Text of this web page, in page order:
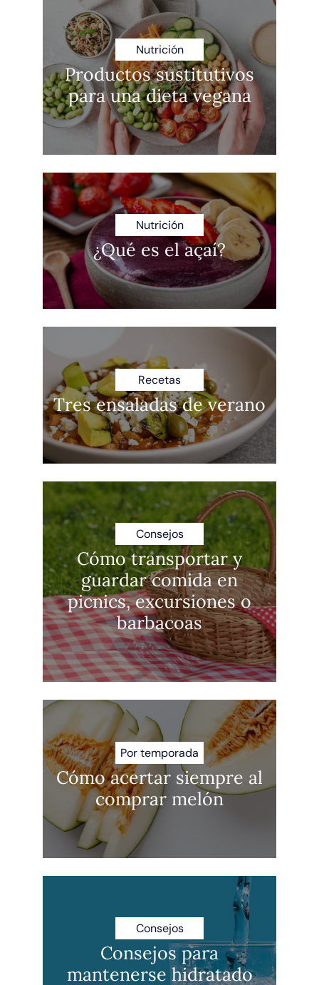
Nutrición
Productos sustitutivos
para una dieta vegana
Nutrición
¿Qué es el açaí?
Recetas
Tres ensaladas de verano
Consejos
Cómo transportar y
guardar comida en
picnics, excursiones o
barbacoas
Por temporada
Cómo acertar siempre al
comprar melón
Consejos
Consejos para
mantenerse hidratado